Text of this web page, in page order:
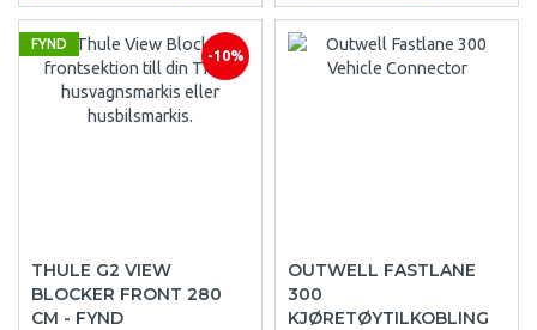
FYND
-10%
THULE G2 VIEW
BLOCKER FRONT 280
CM - FYND
OUTWELL FASTLANE
300
KJØRETØYTILKOBLING